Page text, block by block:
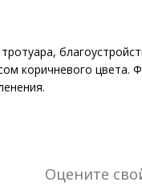
коричневого цвета.
Оцените